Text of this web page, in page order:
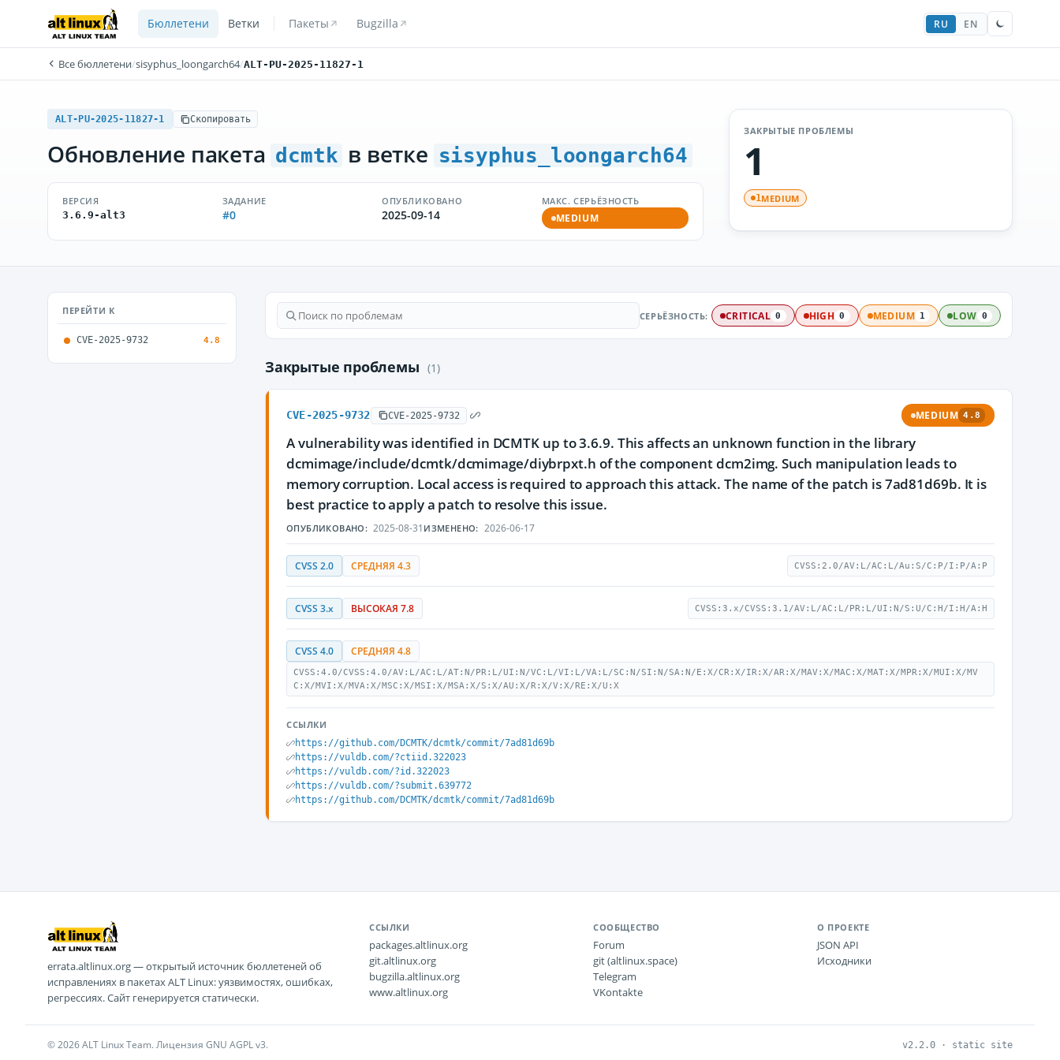
Бюллетени Ветки Пакеты Bugzilla RU EN
Все бюллетени/sisyphus_loongarch64/ALT-PU-2025-11827-1
ALT-PU-2025-11827-1 Скопировать
Обновление пакета dcmtk в ветке sisyphus_loongarch64
ВЕРСИЯ
3.6.9-alt3
ЗАДАНИЕ
#0
ОПУБЛИКОВАНО
2025-09-14
МАКС. СЕРЬЁЗНОСТЬ
MEDIUM
ЗАКРЫТЫЕ ПРОБЛЕМЫ
1
1MEDIUM
ПЕРЕЙТИ К
CVE-2025-9732 4.8
СЕРЬЁЗНОСТЬ: CRITICAL 0 HIGH 0 MEDIUM 1 LOW 0
Закрытые проблемы (1)
CVE-2025-9732 CVE-2025-9732 MEDIUM 4.8
A vulnerability was identified in DCMTK up to 3.6.9. This affects an unknown function in the library
dcmimage/include/dcmtk/dcmimage/diybrpxt.h of the component dcm2img. Such manipulation leads to
memory corruption. Local access is required to approach this attack. The name of the patch is 7ad81d69b. It is
best practice to apply a patch to resolve this issue.
ОПУБЛИКОВАНО: 2025-08-31 ИЗМЕНЕНО: 2026-06-17
CVSS 2.0 СРЕДНЯЯ 4.3 CVSS:2.0/AV:L/AC:L/Au:S/C:P/I:P/A:P
CVSS 3.x ВЫСОКАЯ 7.8 CVSS:3.x/CVSS:3.1/AV:L/AC:L/PR:L/UI:N/S:U/C:H/I:H/A:H
CVSS 4.0 СРЕДНЯЯ 4.8
CVSS:4.0/CVSS:4.0/AV:L/AC:L/AT:N/PR:L/UI:N/VC:L/VI:L/VA:L/SC:N/SI:N/SA:N/E:X/CR:X/IR:X/AR:X/MAV:X/MAC:X/MAT:X/MPR:X/MUI:X/MV
C:X/MVI:X/MVA:X/MSC:X/MSI:X/MSA:X/S:X/AU:X/R:X/V:X/RE:X/U:X
ССЫЛКИ
https://github.com/DCMTK/dcmtk/commit/7ad81d69b
https://vuldb.com/?ctiid.322023
https://vuldb.com/?id.322023
https://vuldb.com/?submit.639772
https://github.com/DCMTK/dcmtk/commit/7ad81d69b
errata.altlinux.org — открытый источник бюллетеней об
исправлениях в пакетах ALT Linux: уязвимостях, ошибках,
регрессиях. Сайт генерируется статически.
ССЫЛКИ
packages.altlinux.org
git.altlinux.org
bugzilla.altlinux.org
www.altlinux.org
СООБЩЕСТВО
Forum
git (altlinux.space)
Telegram
VKontakte
О ПРОЕКТЕ
JSON API
Исходники
© 2026 ALT Linux Team. Лицензия GNU AGPL v3. v2.2.0 · static site